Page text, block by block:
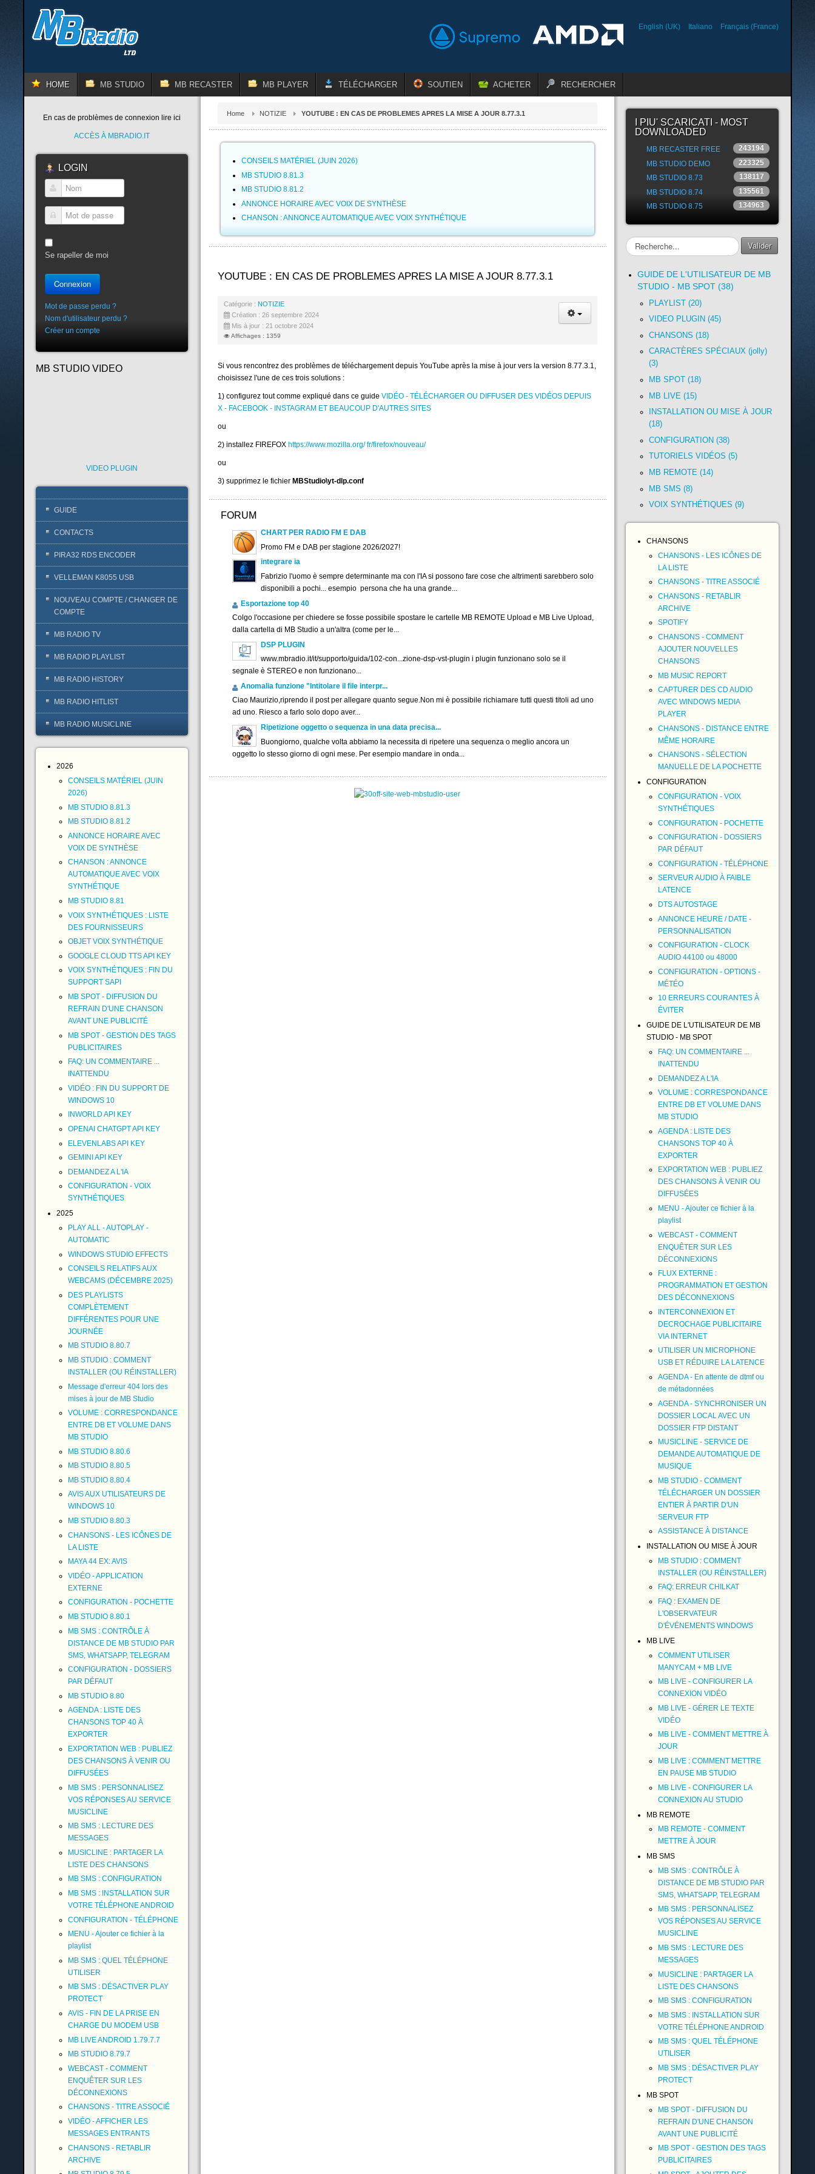
English (UK) Italiano Français (France)
HOME MB STUDIO MB RECASTER MB PLAYER TÉLÉCHARGER SOUTIEN ACHETER RECHERCHER
Home NOTIZIE YOUTUBE : EN CAS DE PROBLEMES APRES LA MISE A JOUR 8.77.3.1
CONSEILS MATÉRIEL (JUIN 2026)
MB STUDIO 8.81.3
MB STUDIO 8.81.2
ANNONCE HORAIRE AVEC VOIX DE SYNTHÈSE
CHANSON : ANNONCE AUTOMATIQUE AVEC VOIX SYNTHÉTIQUE
YOUTUBE : EN CAS DE PROBLEMES APRES LA MISE A JOUR 8.77.3.1
Catégorie : NOTIZIE
Création : 26 septembre 2024
Mis à jour : 21 octobre 2024
Affichages : 1359
Si vous rencontrez des problèmes de téléchargement depuis YouTube après la mise à jour vers la version 8.77.3.1,
choisissez l'une de ces trois solutions :
1) configurez tout comme expliqué dans ce guide VIDÉO - TÉLÉCHARGER OU DIFFUSER DES VIDÉOS DEPUIS
X - FACEBOOK - INSTAGRAM ET BEAUCOUP D'AUTRES SITES
ou
2) installez FIREFOX https://www.mozilla.org/ fr/firefox/nouveau/
ou
3) supprimez le fichier MBStudio\yt-dlp.conf
FORUM
CHART PER RADIO FM E DAB
Promo FM e DAB per stagione 2026/2027!
integrare ia
Fabrizio l'uomo è sempre determinante ma con l'IA si possono fare cose che altrimenti sarebbero solo
disponibili a pochi... esempio persona che ha una grande...
Esportazione top 40
Colgo l'occasione per chiedere se fosse possibile spostare le cartelle MB REMOTE Upload e MB Live Upload,
dalla cartella di MB Studio a un'altra (come per le...
DSP PLUGIN
www.mbradio.it/it/supporto/guida/102-con...zione-dsp-vst-plugin i plugin funzionano solo se il
segnale è STEREO e non funzionano...
Anomalia funzione "Intitolare il file interpr...
Ciao Maurizio,riprendo il post per allegare quanto segue.Non mi è possibile richiamare tutti questi titoli ad uno
ad uno. Riesco a farlo solo dopo aver...
Ripetizione oggetto o sequenza in una data precisa...
Buongiorno, qualche volta abbiamo la necessita di ripetere una sequenza o meglio ancora un
oggetto lo stesso giorno di ogni mese. Per esempio mandare in onda...
En cas de problèmes de connexion lire ici
ACCÈS À MBRADIO.IT
LOGIN
Nom
Mot de passe
Se rapeller de moi
Connexion
Mot de passe perdu ?
Nom d'utilisateur perdu ?
Créer un compte
MB STUDIO VIDEO
VIDEO PLUGIN
GUIDE
CONTACTS
PIRA32 RDS ENCODER
VELLEMAN K8055 USB
NOUVEAU COMPTE / CHANGER DE
COMPTE
MB RADIO TV
MB RADIO PLAYLIST
MB RADIO HISTORY
MB RADIO HITLIST
MB RADIO MUSICLINE
2026
CONSEILS MATÉRIEL (JUIN
2026)
MB STUDIO 8.81.3
MB STUDIO 8.81.2
ANNONCE HORAIRE AVEC
VOIX DE SYNTHÈSE
CHANSON : ANNONCE
AUTOMATIQUE AVEC VOIX
SYNTHÉTIQUE
MB STUDIO 8.81
VOIX SYNTHÉTIQUES : LISTE
DES FOURNISSEURS
OBJET VOIX SYNTHÉTIQUE
GOOGLE CLOUD TTS API KEY
VOIX SYNTHÉTIQUES : FIN DU
SUPPORT SAPI
MB SPOT - DIFFUSION DU
REFRAIN D'UNE CHANSON
AVANT UNE PUBLICITÉ
MB SPOT - GESTION DES TAGS
PUBLICITAIRES
FAQ: UN COMMENTAIRE ...
INATTENDU
VIDÉO : FIN DU SUPPORT DE
WINDOWS 10
INWORLD API KEY
OPENAI CHATGPT API KEY
ELEVENLABS API KEY
GEMINI API KEY
DEMANDEZ A L'IA
CONFIGURATION - VOIX
SYNTHÉTIQUES
2025
PLAY ALL - AUTOPLAY -
AUTOMATIC
WINDOWS STUDIO EFFECTS
CONSEILS RELATIFS AUX
WEBCAMS (DÉCEMBRE 2025)
DES PLAYLISTS
COMPLÈTEMENT
DIFFÉRENTES POUR UNE
JOURNÉE
MB STUDIO 8.80.7
MB STUDIO : COMMENT
INSTALLER (OU RÉINSTALLER)
Message d'erreur 404 lors des
mises à jour de MB Studio
VOLUME : CORRESPONDANCE
ENTRE DB ET VOLUME DANS
MB STUDIO
MB STUDIO 8.80.6
MB STUDIO 8.80.5
MB STUDIO 8.80.4
AVIS AUX UTILISATEURS DE
WINDOWS 10
MB STUDIO 8.80.3
CHANSONS - LES ICÔNES DE
LA LISTE
MAYA 44 EX: AVIS
VIDÉO - APPLICATION
EXTERNE
CONFIGURATION - POCHETTE
MB STUDIO 8.80.1
MB SMS : CONTRÔLE À
DISTANCE DE MB STUDIO PAR
SMS, WHATSAPP, TELEGRAM
CONFIGURATION - DOSSIERS
PAR DÉFAUT
MB STUDIO 8.80
AGENDA : LISTE DES
CHANSONS TOP 40 À
EXPORTER
EXPORTATION WEB : PUBLIEZ
DES CHANSONS À VENIR OU
DIFFUSÉES
MB SMS : PERSONNALISEZ
VOS RÉPONSES AU SERVICE
MUSICLINE
MB SMS : LECTURE DES
MESSAGES
MUSICLINE : PARTAGER LA
LISTE DES CHANSONS
MB SMS : CONFIGURATION
MB SMS : INSTALLATION SUR
VOTRE TÉLÉPHONE ANDROID
CONFIGURATION - TÉLÉPHONE
MENU - Ajouter ce fichier à la
playlist
MB SMS : QUEL TÉLÉPHONE
UTILISER
MB SMS : DÉSACTIVER PLAY
PROTECT
AVIS - FIN DE LA PRISE EN
CHARGE DU MODEM USB
MB LIVE ANDROID 1.79.7.7
MB STUDIO 8.79.7
WEBCAST - COMMENT
ENQUÊTER SUR LES
DÉCONNEXIONS
CHANSONS - TITRE ASSOCIÉ
VIDÉO - AFFICHER LES
MESSAGES ENTRANTS
CHANSONS - RETABLIR
ARCHIVE
I PIU' SCARICATI - MOST
DOWNLOADED
MB RECASTER FREE
243194
MB STUDIO DEMO
223325
MB STUDIO 8.73
138117
MB STUDIO 8.74
135561
MB STUDIO 8.75
134963
Rechercher Valider
GUIDE DE L'UTILISATEUR DE MB
STUDIO - MB SPOT (38)
PLAYLIST (20)
VIDEO PLUGIN (45)
CHANSONS (18)
CARACTÈRES SPÉCIAUX (jolly)
(3)
MB SPOT (18)
MB LIVE (15)
INSTALLATION OU MISE À JOUR
(18)
CONFIGURATION (38)
TUTORIELS VIDÉOS (5)
MB REMOTE (14)
MB SMS (8)
VOIX SYNTHÉTIQUES (9)
CHANSONS
CHANSONS - LES ICÔNES DE
LA LISTE
CHANSONS - TITRE ASSOCIÉ
CHANSONS - RETABLIR
ARCHIVE
SPOTIFY
CHANSONS - COMMENT
AJOUTER NOUVELLES
CHANSONS
MB MUSIC REPORT
CAPTURER DES CD AUDIO
AVEC WINDOWS MEDIA
PLAYER
CHANSONS - DISTANCE ENTRE
MÊME HORAIRE
CHANSONS - SÉLECTION
MANUELLE DE LA POCHETTE
CONFIGURATION
CONFIGURATION - VOIX
SYNTHÉTIQUES
CONFIGURATION - POCHETTE
CONFIGURATION - DOSSIERS
PAR DÉFAUT
CONFIGURATION - TÉLÉPHONE
SERVEUR AUDIO À FAIBLE
LATENCE
DTS AUTOSTAGE
ANNONCE HEURE / DATE -
PERSONNALISATION
CONFIGURATION - CLOCK
AUDIO 44100 ou 48000
CONFIGURATION - OPTIONS -
MÉTÉO
10 ERREURS COURANTES À
ÉVITER
GUIDE DE L'UTILISATEUR DE MB
STUDIO - MB SPOT
FAQ: UN COMMENTAIRE ...
INATTENDU
DEMANDEZ A L'IA
VOLUME : CORRESPONDANCE
ENTRE DB ET VOLUME DANS
MB STUDIO
AGENDA : LISTE DES
CHANSONS TOP 40 À
EXPORTER
EXPORTATION WEB : PUBLIEZ
DES CHANSONS À VENIR OU
DIFFUSÉES
MENU - Ajouter ce fichier à la
playlist
WEBCAST - COMMENT
ENQUÊTER SUR LES
DÉCONNEXIONS
FLUX EXTERNE :
PROGRAMMATION ET GESTION
DES DÉCONNEXIONS
INTERCONNEXION ET
DECROCHAGE PUBLICITAIRE
VIA INTERNET
UTILISER UN MICROPHONE
USB ET RÉDUIRE LA LATENCE
AGENDA - En attente de dtmf ou
de métadonnées
AGENDA - SYNCHRONISER UN
DOSSIER LOCAL AVEC UN
DOSSIER FTP DISTANT
MUSICLINE - SERVICE DE
DEMANDE AUTOMATIQUE DE
MUSIQUE
MB STUDIO - COMMENT
TÉLÉCHARGER UN DOSSIER
ENTIER À PARTIR D'UN
SERVEUR FTP
ASSISTANCE À DISTANCE
INSTALLATION OU MISE À JOUR
MB STUDIO : COMMENT
INSTALLER (OU RÉINSTALLER)
FAQ: ERREUR CHILKAT
FAQ : EXAMEN DE
L'OBSERVATEUR
D'ÉVÉNEMENTS WINDOWS
MB LIVE
COMMENT UTILISER
MANYCAM + MB LIVE
MB LIVE - CONFIGURER LA
CONNEXION VIDÉO
MB LIVE - GÉRER LE TEXTE
VIDÉO
MB LIVE - COMMENT METTRE À
JOUR
MB LIVE : COMMENT METTRE
EN PAUSE MB STUDIO
MB LIVE - CONFIGURER LA
CONNEXION AU STUDIO
MB REMOTE
MB REMOTE - COMMENT
METTRE À JOUR
MB SMS
MB SMS : CONTRÔLE À
DISTANCE DE MB STUDIO PAR
SMS, WHATSAPP, TELEGRAM
MB SMS : PERSONNALISEZ
VOS RÉPONSES AU SERVICE
MUSICLINE
MB SMS : LECTURE DES
MESSAGES
MUSICLINE : PARTAGER LA
LISTE DES CHANSONS
MB SMS : CONFIGURATION
MB SMS : INSTALLATION SUR
VOTRE TÉLÉPHONE ANDROID
MB SMS : QUEL TÉLÉPHONE
UTILISER
MB SMS : DÉSACTIVER PLAY
PROTECT
MB SPOT
MB SPOT - DIFFUSION DU
REFRAIN D'UNE CHANSON
AVANT UNE PUBLICITÉ
MB SPOT - GESTION DES TAGS
PUBLICITAIRES